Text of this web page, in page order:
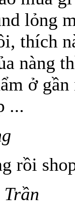
lỏng
thích
nàng
ở
...
rồi